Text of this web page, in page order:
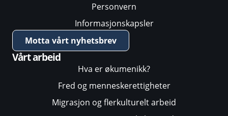
Personvern
Informasjonskapsler
Motta vårt nyhetsbrev
Vårt arbeid
Hva er økumenikk?
Fred og menneskerettigheter
Migrasjon og flerkulturelt arbeid